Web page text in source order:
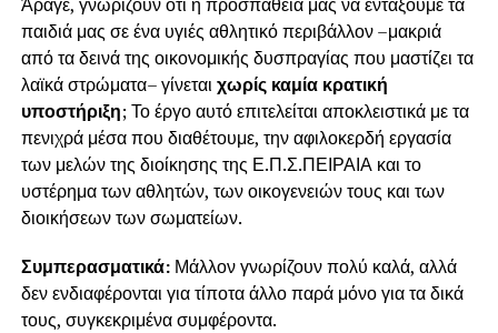
παιδιά μας σε ένα υγιές αθλητικό περιβάλλον –μακριά
από τα δεινά της οικονομικής δυσπραγίας που μαστίζει τα
λαϊκά στρώματα– γίνεται χωρίς καμία κρατική
υποστήριξη; Το έργο αυτό επιτελείται αποκλειστικά με τα
πενιχρά μέσα που διαθέτουμε, την αφιλοκερδή εργασία
των μελών της διοίκησης της Ε.Π.Σ.ΠΕΙΡΑΙΑ και το
υστέρημα των αθλητών, των οικογενειών τους και των
διοικήσεων των σωματείων.
Συμπερασματικά:Μάλλον γνωρίζουν πολύ καλά, αλλά
δεν ενδιαφέρονται για τίποτα άλλο παρά μόνο για τα δικά
τους, συγκεκριμένα συμφέροντα.